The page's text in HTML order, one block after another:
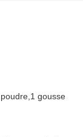
gousse